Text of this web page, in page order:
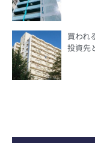
買われ
投資先